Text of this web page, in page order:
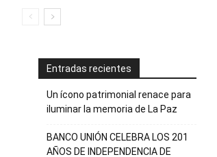
Entradas recientes
Un ícono patrimonial renace para
iluminar la memoria de La Paz
BANCO UNIÓN CELEBRA LOS 201
AÑOS DE INDEPENDENCIA DE